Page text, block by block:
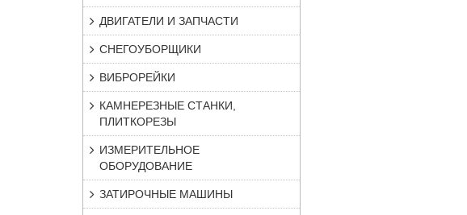
ДВИГАТЕЛИ И ЗАПЧАСТИ
СНЕГОУБОРЩИКИ
ВИБРОРЕЙКИ
КАМНЕРЕЗНЫЕ СТАНКИ,
ПЛИТКОРЕЗЫ
ИЗМЕРИТЕЛЬНОЕ
ОБОРУДОВАНИЕ
ЗАТИРОЧНЫЕ МАШИНЫ